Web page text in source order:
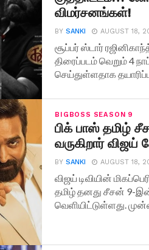
விமர்சனங்கள்!
BYSANKI AUGUST 18,
சூப்பர் ஸ்டார்
திரைப்படம் வெறும் 4
செய்துள்ளதாக
BIGBOSS SEASON 9
பிக் பாஸ் தமிழ்
வருகிறார் விஜய்
BYSANKI AUGUST 18,
விஜய் டிவியின்
தமிழ் தனது சீசன் 9-இன்
வெளியிட்டுள்ளது.